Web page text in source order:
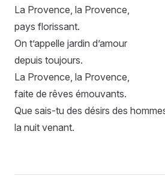
La Provence, la Provence,
pays florissant.
On t’appelle jardin d’amour
depuis toujours.
La Provence, la Provence,
faite de rêves émouvants.
Que sais-tu des désirs des
la nuit venant.